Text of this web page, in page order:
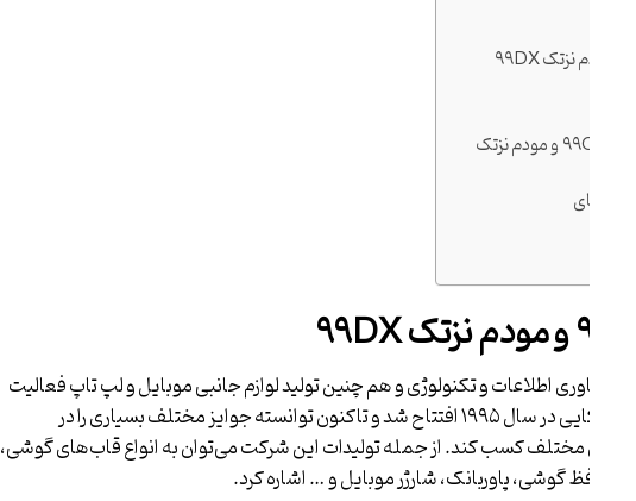
درگاه‌های سیم کارت در مودم نزتک ۹۹C و مودم نزتک
فناوری اطلاعات و تکنولوژی و هم چنین تولید لوازم جانبی موبایل و لپ تاپ فعالیت
می‌کند، برند نزتک است. این برند آمریکایی در سال ۱۹۹۵ افتتاح شد و تاکنون توانسته جوایز مختلف بسیاری را در
مختلف کسب کند. از جمله تولیدات این شرکت می‌توان به انواع قاب‌های گوشی،
گوشی، پاوربانک، شارژر موبایل و … اشاره کرد.